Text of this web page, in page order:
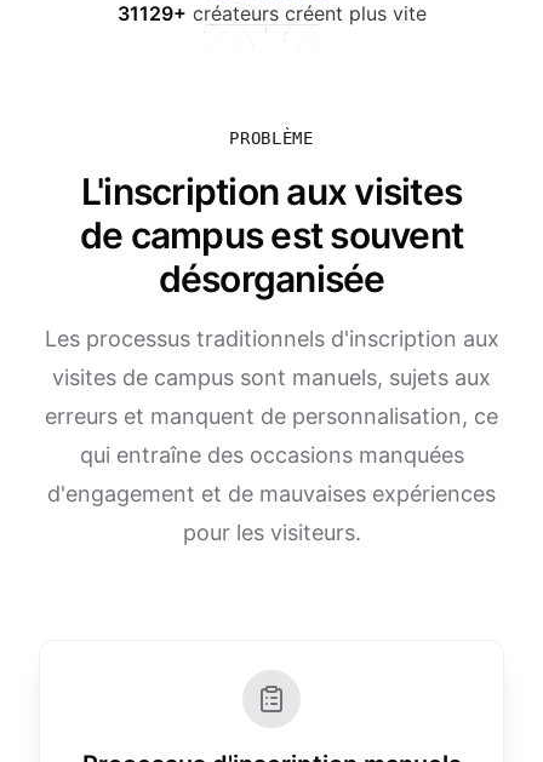
31129+ créateurs créent plus vite
PROBLÈME
L'inscription aux visites
de campus est souvent
désorganisée
Les processus traditionnels d'inscription aux
visites de campus sont manuels, sujets aux
erreurs et manquent de personnalisation, ce
qui entraîne des occasions manquées
d'engagement et de mauvaises expériences
pour les visiteurs.